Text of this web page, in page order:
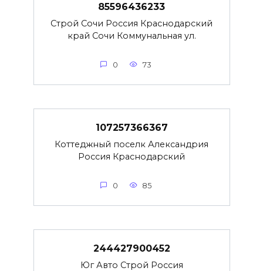
85596436233
Строй Сочи Россия Краснодарский
край Сочи Коммунальная ул.
0 73
107257366367
Коттеджный поселк Александрия
Россия Краснодарский
0 85
244427900452
Юг Авто Строй Россия